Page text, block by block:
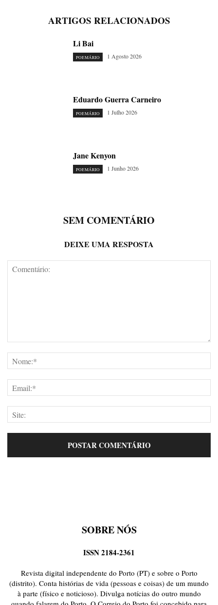
ARTIGOS RELACIONADOS
Li Bai
POEMÁRIO 1 Agosto 2026
Eduardo Guerra Carneiro
POEMÁRIO 1 Julho 2026
Jane Kenyon
POEMÁRIO 1 Junho 2026
SEM COMENTÁRIO
DEIXE UMA RESPOSTA
SOBRE NÓS
ISSN 2184-2361
Revista digital independente do Porto (PT) e sobre o Porto
(distrito). Conta histórias de vida (pessoas e coisas) de um mundo
à parte (físico e noticioso). Divulga notícias do outro mundo